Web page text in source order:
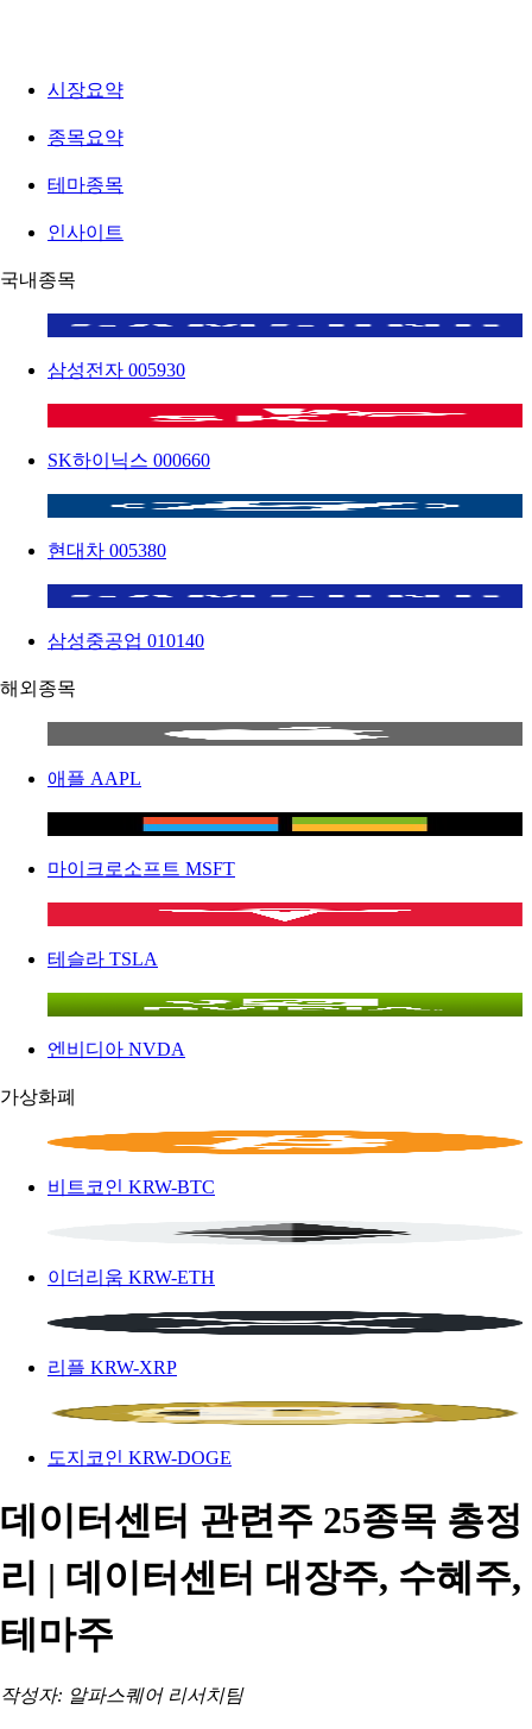
시장요약
종목요약
테마종목
인사이트
국내종목
삼성전자 005930
SK하이닉스 000660
현대차 005380
삼성중공업 010140
해외종목
애플 AAPL
마이크로소프트 MSFT
테슬라 TSLA
엔비디아 NVDA
가상화폐
비트코인 KRW-BTC
이더리움 KRW-ETH
리플 KRW-XRP
도지코인 KRW-DOGE
데이터센터 관련주 25종목 총정
리 | 데이터센터 대장주, 수혜주,
테마주
작성자: 알파스퀘어 리서치팀